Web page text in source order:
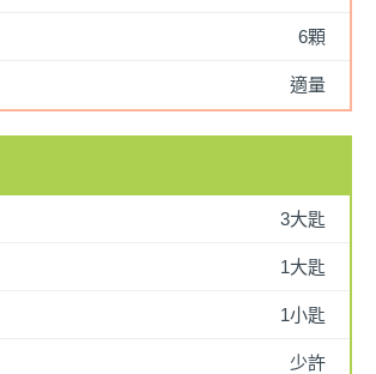
6顆
適量
3大匙
1大匙
1小匙
少許